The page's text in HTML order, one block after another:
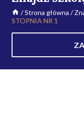
/Strona główna /
STOPNIA NR 1